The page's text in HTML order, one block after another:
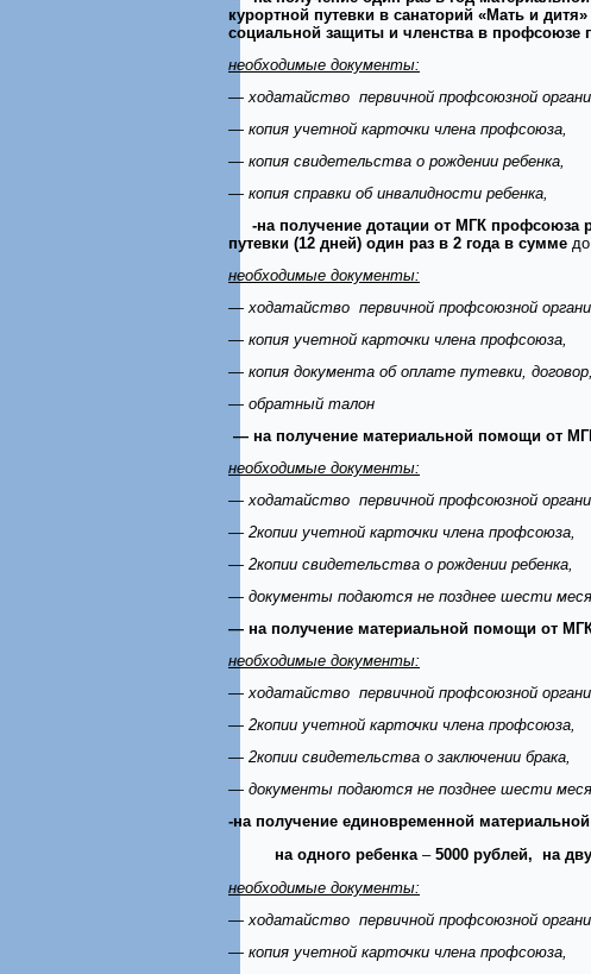
курортной путевки в санаторий «Мать и
социальной защиты и членства в профсоюзе
необходимые документы:
— ходатайство первичной профсоюзной
— копия учетной карточки члена профсоюза,
— копия свидетельства о рождении ребенка,
— копия справки об инвалидности ребенка,
-на получение дотации от МГК профсоюза
путевки (12 дней) один раз в 2 года в сумме
необходимые документы:
— ходатайство первичной профсоюзной
— копия учетной карточки члена профсоюза,
— копия документа об оплате путевки, договор,
— обратный талон
— на получение материальной помощи от
необходимые документы:
— ходатайство первичной профсоюзной
— 2копии учетной карточки члена профсоюза,
— 2копии свидетельства о рождении ребенка,
— документы подаются не позднее шести
— на получение материальной помощи от
необходимые документы:
— ходатайство первичной профсоюзной
— 2копии учетной карточки члена профсоюза,
— 2копии свидетельства о заключении брака,
— документы подаются не позднее шести
-на получение единовременной
на одного ребенка– 5000 рублей, на
необходимые документы:
— ходатайство первичной профсоюзной
— копия учетной карточки члена профсоюза,